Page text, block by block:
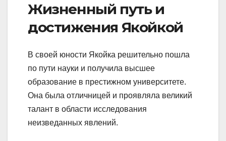
Жизненный путь и
достижения Якойкой
В своей юности Якойка решительно пошла
по пути науки и получила высшее
образование в престижном университете.
Она была отличницей и проявляла великий
талант в области исследования
неизведанных явлений.